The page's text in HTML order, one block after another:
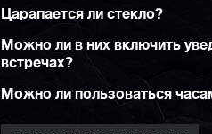
Царапается ли стекло?
Можно ли в них включить
встречах?
Можно ли пользоваться